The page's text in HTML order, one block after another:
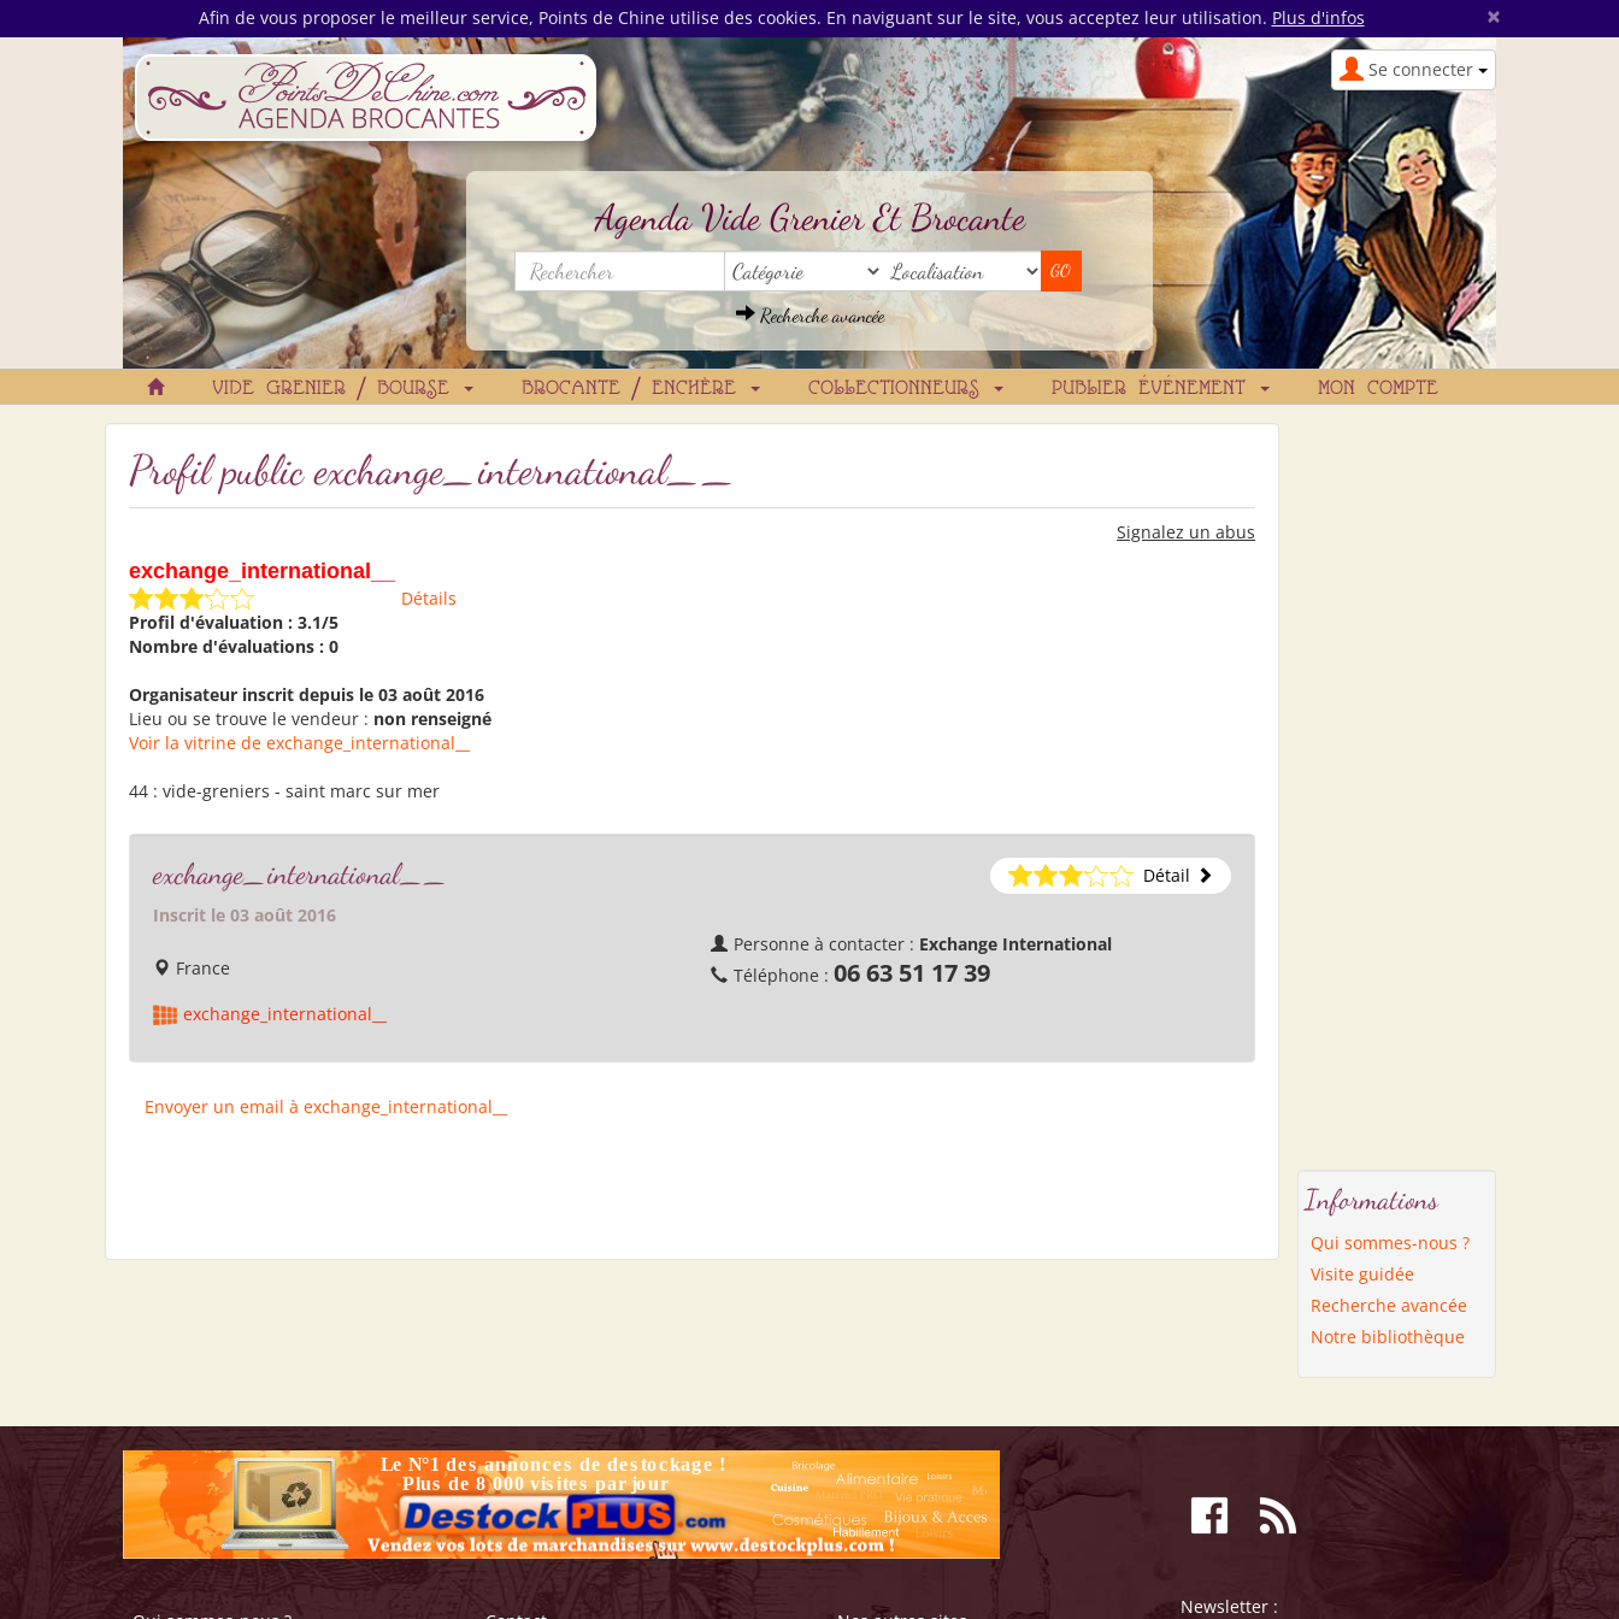
Afin de vous proposer le meilleur service, Points de Chine utilise des cookies. En naviguant sur le site, vous acceptez leur utilisation. Plus d'infos ×
Se connecter
Agenda Vide Grenier Et Brocante
Recherche avancée
VIDE GRENIER / BOURSE BROCANTE / ENCHÈRE COLLECTIONNEURS PUBLIER ÉVÉNEMENT MON COMPTE
Profil public exchange_international__
Signalez un abus
exchange_international__
Détails
Profil d'évaluation : 3.1/5
Nombre d'évaluations : 0
Organisateur inscrit depuis le 03 août 2016
Lieu ou se trouve le vendeur : non renseigné
Voir la vitrine de exchange_international__
44 : vide-greniers - saint marc sur mer
exchange_international__
Détail
Inscrit le 03 août 2016
France
Personne à contacter : Exchange International
Téléphone : 06 63 51 17 39
exchange_international__
Envoyer un email à exchange_international__
Informations
Qui sommes-nous ?
Visite guidée
Recherche avancée
Notre bibliothèque
Newsletter :